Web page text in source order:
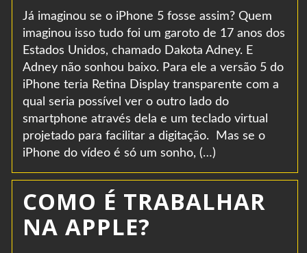
Já imaginou se o iPhone 5 fosse assim? Quem
imaginou isso tudo foi um garoto de 17 anos dos
Estados Unidos, chamado Dakota Adney. E
Adney não sonhou baixo. Para ele a versão 5 do
iPhone teria Retina Display transparente com a
qual seria possível ver o outro lado do
smartphone através dela e um teclado virtual
projetado para facilitar a digitação. Mas se o
iPhone do vídeo é só um sonho, (…)
COMO É TRABALHAR
NA APPLE?